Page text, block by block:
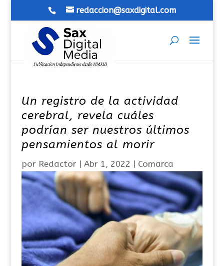
redaccion@saxdigital.com
Un registro de la actividad
cerebral, revela cuáles
podrían ser nuestros últimos
pensamientos al morir
por Redactor| Abr 1, 2022 | Comarca